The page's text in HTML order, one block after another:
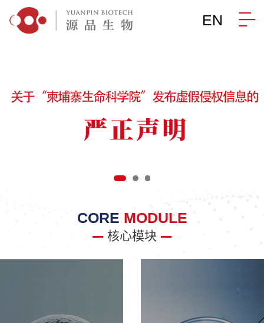
EN
CORE MODULE
核心模块